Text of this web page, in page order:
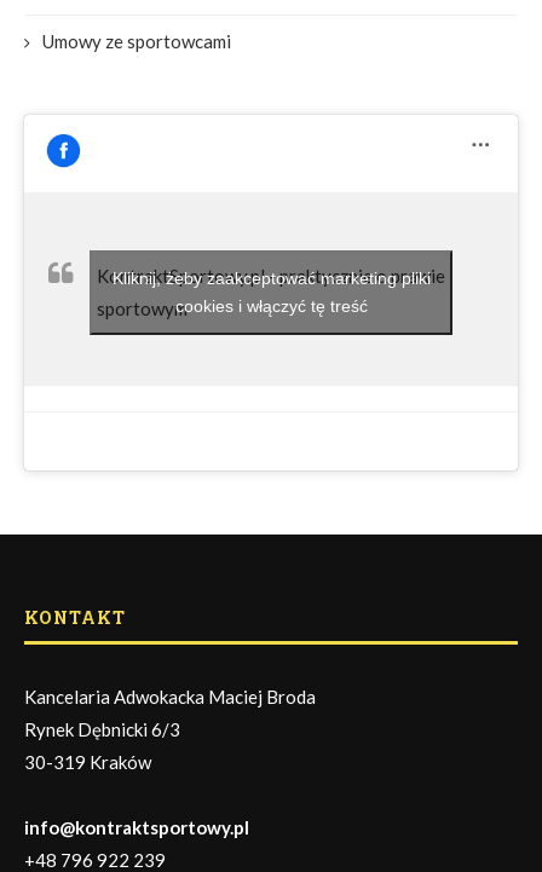
Umowy ze sportowcami
KontraktSportowy.pl - praktycznie o prawie
sportowym
Kliknij, żeby zaakceptować marketing pliki
cookies i włączyć tę treść
KONTAKT
Kancelaria Adwokacka Maciej Broda
Rynek Dębnicki 6/3
30-319 Kraków
info@kontraktsportowy.pl
+48 796 922 239